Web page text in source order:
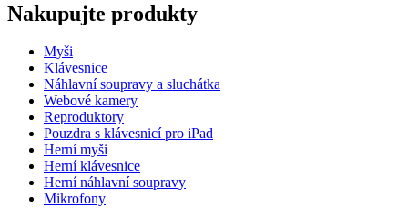
Nakupujte produkty
Myši
Klávesnice
Náhlavní soupravy a sluchátka
Webové kamery
Reproduktory
Pouzdra s klávesnicí pro iPad
Herní myši
Herní klávesnice
Herní náhlavní soupravy
Mikrofony